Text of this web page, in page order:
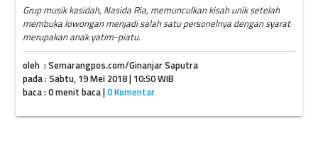
Grup musik kasidah, Nasida Ria, memunculkan kisah unik setelah
membuka lowongan menjadi salah satu personelnya dengan syarat
merupakan anak yatim-piatu.
oleh : Semarangpos.com/Ginanjar Saputra
pada : Sabtu, 19 Mei 2018 | 10:50 WIB
baca : 0 menit baca |0 Komentar